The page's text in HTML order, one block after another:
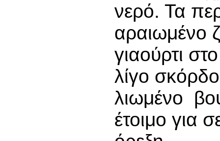
νερό. Τα
αραιωμένο
γιαούρτι
λίγο
λιωμένο
έτοιμο για